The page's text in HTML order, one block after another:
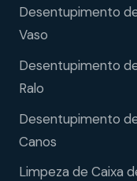
Desentupimento
Vaso
Desentupimento
Ralo
Desentupimento
Canos
Limpeza de Caixa